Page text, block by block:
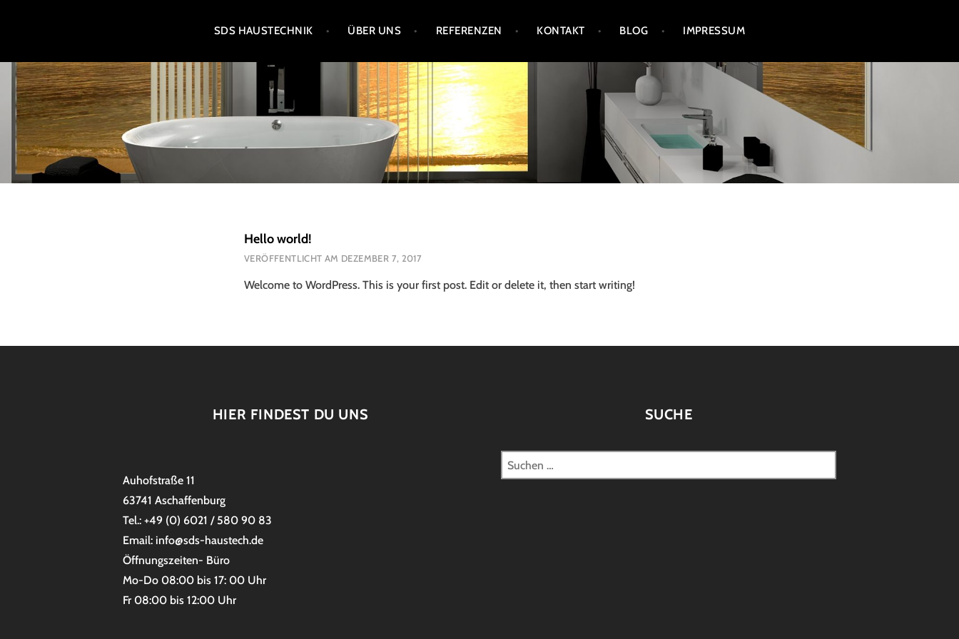
springen
SDS HAUSTECHNIK ÜBER UNS REFERENZEN KONTAKT BLOG IMPRESSUM
SDS HAUSTECHNIK GMBH
Hello world!
VERÖFFENTLICHT AM DEZEMBER 7, 2017
Welcome to WordPress. This is your first post. Edit or delete it, then start writing!
HIER FINDEST DU UNS
Auhofstraße 11
63741 Aschaffenburg
Tel.: +49 (0) 6021 / 580 90 83
Email: info@sds-haustech.de
Öffnungszeiten- Büro
Mo-Do 08:00 bis 17: 00 Uhr
Fr 08:00 bis 12:00 Uhr
SUCHE
Suchen
nach: